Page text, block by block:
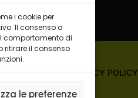
i cookie per
Il consenso a
comportamento di
ritirare il consenso
le preferenze
PRIVACY POLICY